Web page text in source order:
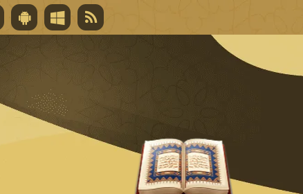
قال تعالى
المغفرة لأنها أغلى جائزة، وهي مفتاح باب العطايا التي